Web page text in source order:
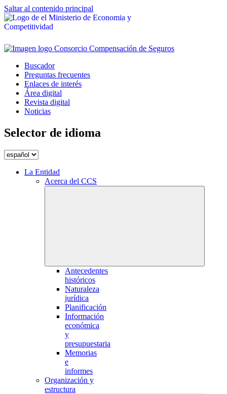
Saltar al contenido principal
Buscador
Preguntas frecuentes
Enlaces de interés
Área digital
Revista digital
Noticias
Selector de idioma
La Entidad
Acerca del CCS
Antecedentes
históricos
Naturaleza
jurídica
Planificación
Información
económica
y
presupuestaria
Memorias
e
informes
Organización y
estructura